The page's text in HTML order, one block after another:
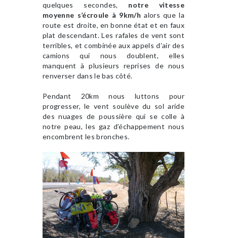
quelques secondes, notre vitesse
moyenne s’écroule à 9km/h alors que la
route est droite, en bonne état et en faux
plat descendant. Les rafales de vent sont
terribles, et combinée aux appels d’air des
camions qui nous doublent, elles
manquent à plusieurs reprises de nous
renverser dans le bas côté.
Pendant 20km nous luttons pour
progresser, le vent soulève du sol aride
des nuages de poussière qui se colle à
notre peau, les gaz d’échappement nous
encombrent les bronches.